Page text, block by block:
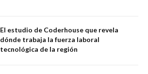
El estudio de Coderhouse que revela
dónde trabaja la fuerza laboral
tecnológica de la región